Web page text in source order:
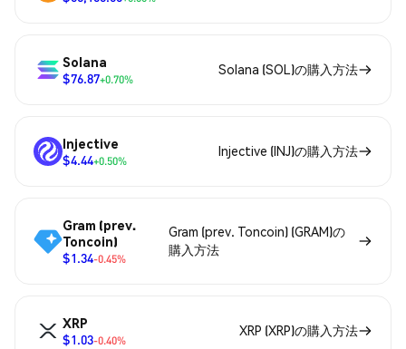
Solana
$76.87+0.70%
Solana (SOL)の購入方法
Injective
$4.44+0.50%
Injective (INJ)の購入方法
Gram (prev.
Toncoin)
$1.34-0.45%
Gram (prev. Toncoin) (GRAM)の
購入方法
XRP
$1.03-0.40%
XRP (XRP)の購入方法